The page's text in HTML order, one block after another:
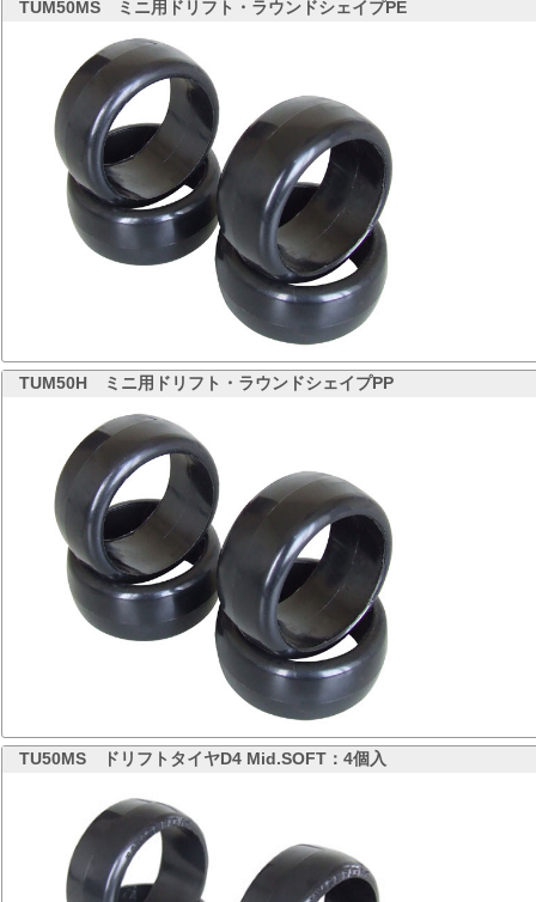
TUM50MS ミニ用ドリフト・ラウンドシェイプPE
TUM50H ミニ用ドリフト・ラウンドシェイプPP
TU50MS ドリフトタイヤD4 Mid.SOFT：4個入